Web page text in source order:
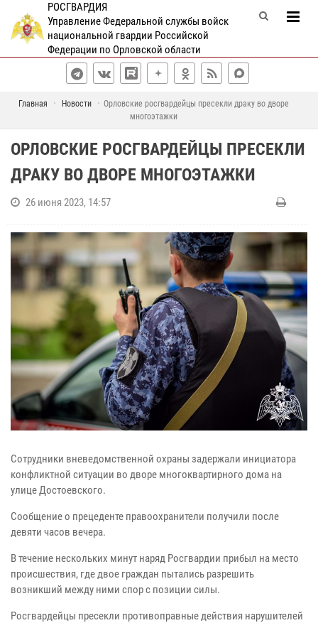
РОСГВАРДИЯ
Управление Федеральной службы войск
национальной гвардии Российской
Федерации по Орловской области
Главная Новости
Орловские росгвардейцы пресекли драку во дворе
многоэтажки
ОРЛОВСКИЕ РОСГВАРДЕЙЦЫ ПРЕСЕКЛИ
ДРАКУ ВО ДВОРЕ МНОГОЭТАЖКИ
26 июня 2023, 14:57
Сотрудники вневедомственной охраны задержали инициатора
конфликтной ситуации во дворе многоквартирного дома на
улице Достоевского.
Сообщение о прецеденте правоохранители получили после
девяти часов вечера.
В течение нескольких минут наряд Росгвардии прибыл на место
происшествия, где двое граждан пытались разрешить
возникший между ними спор с позиции силы.
Росгвардейцы пресекли противоправные действия нарушителей